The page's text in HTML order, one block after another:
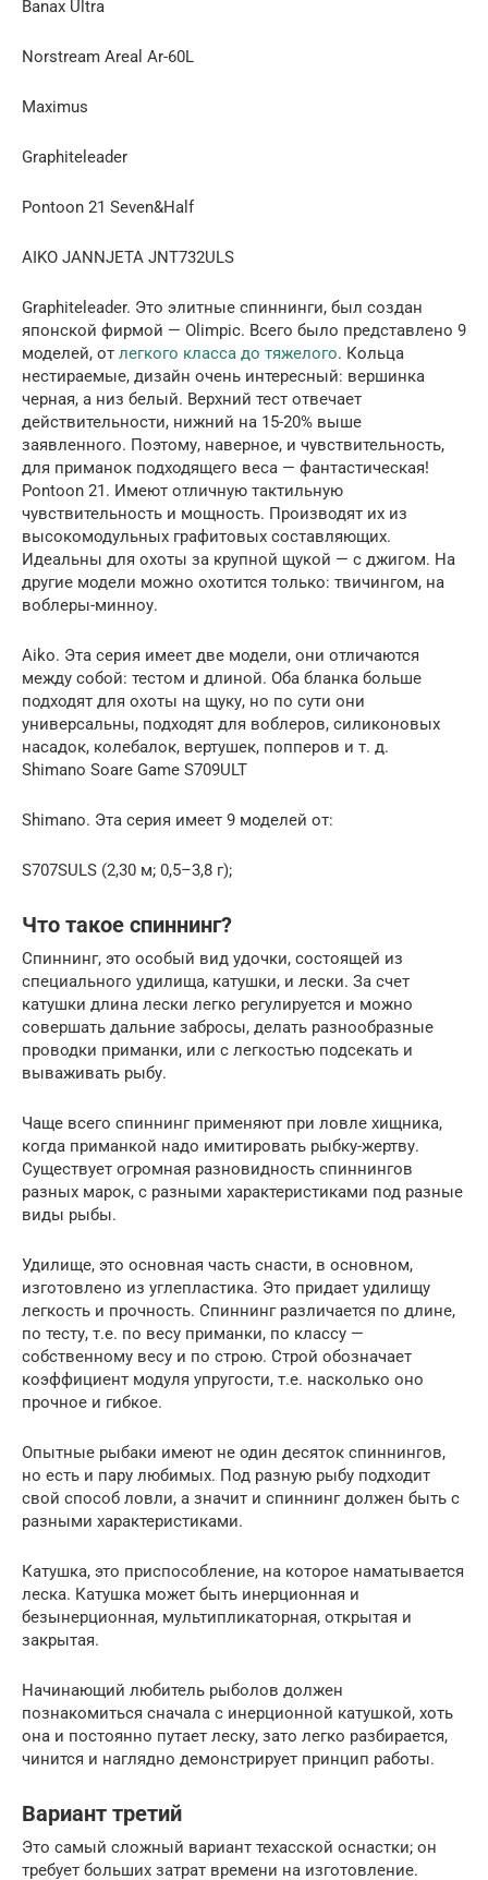
Banax Ultra
Norstream Areal Ar-60L
Maximus
Graphitelеаder
Pontoon 21 Seven&Half
AIKO JANNJETA JNT732ULS
Graphitelеаder. Это элитные спиннинги, был создан
японской фирмой — Olimpic. Всего было представлено 9
моделей, от легкого класса до тяжелого. Кольца
нестираемые, дизайн очень интересный: вершинка
черная, а низ белый. Верхний тест отвечает
действительности, нижний на 15-20% выше
заявленного. Поэтому, наверное, и чувствительность,
для приманок подходящего веса — фантастическая!
Pontoon 21. Имеют отличную тактильную
чувствительность и мощность. Производят их из
высокомодульных графитовых составляющих.
Идеальны для охоты за крупной щукой — с джигом. На
другие модели можно охотится только: твичингом, на
воблеры-минноу.
Aiko. Эта серия имеет две модели, они отличаются
между собой: тестом и длиной. Оба бланка больше
подходят для охоты на щуку, но по сути они
универсальны, подходят для воблеров, силиконовых
насадок, колебалок, вертушек, попперов и т. д.
Shimano Soare Game S709ULT
Shimano. Эта серия имеет 9 моделей от:
S707SULS (2,30 м; 0,5–3,8 г);
Что такое спиннинг?
Спиннинг, это особый вид удочки, состоящей из
специального удилища, катушки, и лески. За счет
катушки длина лески легко регулируется и можно
совершать дальние забросы, делать разнообразные
проводки приманки, или с легкостью подсекать и
вываживать рыбу.
Чаще всего спиннинг применяют при ловле хищника,
когда приманкой надо имитировать рыбку-жертву.
Существует огромная разновидность спиннингов
разных марок, с разными характеристиками под разные
виды рыбы.
Удилище, это основная часть снасти, в основном,
изготовлено из углепластика. Это придает удилищу
легкость и прочность. Спиннинг различается по длине,
по тесту, т.е. по весу приманки, по классу —
собственному весу и по строю. Строй обозначает
коэффициент модуля упругости, т.е. насколько оно
прочное и гибкое.
Опытные рыбаки имеют не один десяток спиннингов,
но есть и пару любимых. Под разную рыбу подходит
свой способ ловли, а значит и спиннинг должен быть с
разными характеристиками.
Катушка, это приспособление, на которое наматывается
леска. Катушка может быть инерционная и
безынерционная, мультипликаторная, открытая и
закрытая.
Начинающий любитель рыболов должен
познакомиться сначала с инерционной катушкой, хоть
она и постоянно путает леску, зато легко разбирается,
чинится и наглядно демонстрирует принцип работы.
Вариант третий
Это самый сложный вариант техасской оснастки; он
требует больших затрат времени на изготовление.